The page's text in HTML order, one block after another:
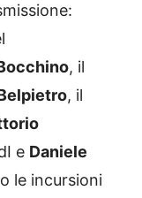
, il
, il
e Daniele
le incursioni